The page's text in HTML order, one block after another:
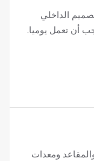
الداخلي
أن تعمل يوميا.
ومعدات